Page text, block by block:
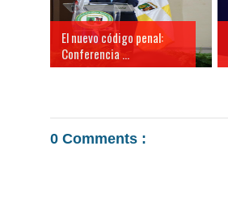
El nuevo código penal:
Conferencia ...
0 Comments :